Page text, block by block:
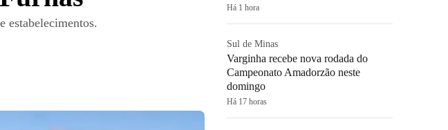
estabelecimentos.
Há 1 hora
Sul de Minas
Varginha recebe nova rodada do
Campeonato Amadorzão neste
domingo
Há 17 horas